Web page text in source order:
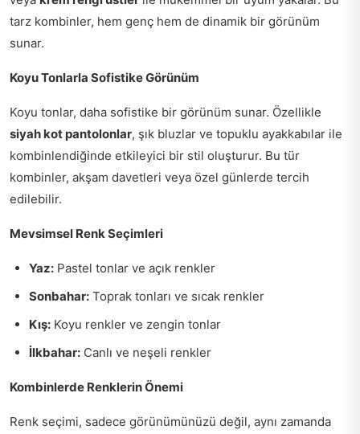
tarz kombinler, hem genç hem de dinamik bir görünüm
sunar.
Koyu Tonlarla Sofistike Görünüm
Koyu tonlar, daha sofistike bir görünüm sunar. Özellikle
siyah kot pantolonlar, şık bluzlar ve topuklu ayakkabılar ile
kombinlendiğinde etkileyici bir stil oluşturur. Bu tür
kombinler, akşam davetleri veya özel günlerde tercih
edilebilir.
Mevsimsel Renk Seçimleri
Yaz: Pastel tonlar ve açık renkler
Sonbahar: Toprak tonları ve sıcak renkler
Kış: Koyu renkler ve zengin tonlar
İlkbahar: Canlı ve neşeli renkler
Kombinlerde Renklerin Önemi
Renk seçimi, sadece görünümünüzü değil, aynı zamanda